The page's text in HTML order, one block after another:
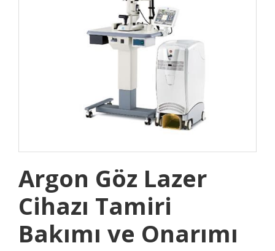
Argon Göz Lazer
Cihazı Tamiri
Bakımı ve Onarımı